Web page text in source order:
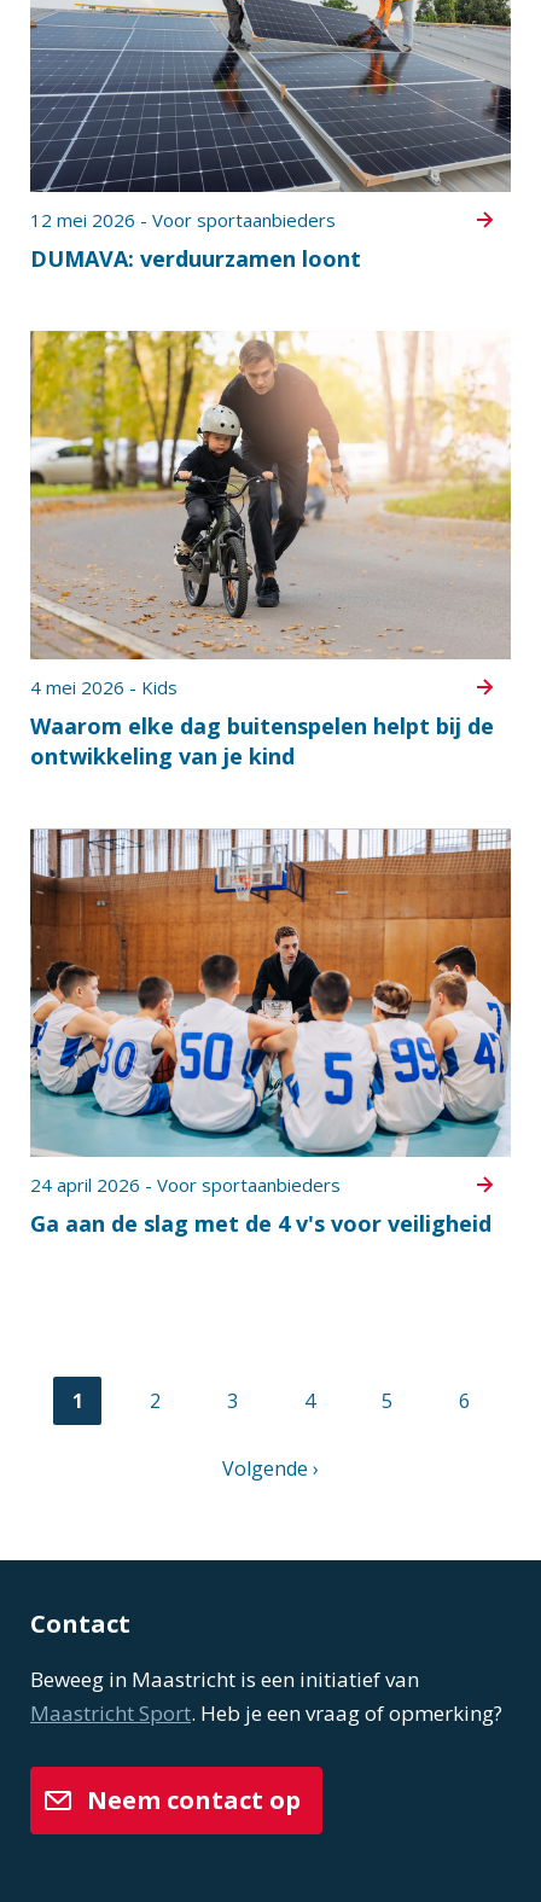
DUMAVA: verduurzamen loont
12 mei 2026 - Voor sportaanbieders
Waarom elke dag buitenspelen helpt bij de
ontwikkeling van je kind
4 mei 2026 - Kids
Ga aan de slag met de 4 v's voor veiligheid
24 april 2026 - Voor sportaanbieders
Paginering
Huidige
pagina
1 Pagina
2 Pagina
3 Pagina
4 Pagina
5 Pagina
6
Volgende
pagina
Volgende ›
Contact
Beweeg in Maastricht is een initiatief van
Maastricht Sport. Heb je een vraag of opmerking?
Neem contact op